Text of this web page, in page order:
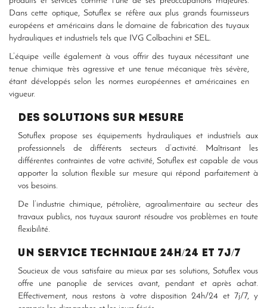
Dans cette optique, Sotuflex se réfère aux plus grands fournisseurs
européens et américains dans le domaine de fabrication des tuyaux
hydrauliques et industriels tels que IVG Colbachini et SEL.
L’équipe veille également à vous offrir des tuyaux nécessitant une
tenue chimique très agressive et une tenue mécanique très sévère,
étant développés selon les normes européennes et américaines en
vigueur.
Des solutions sur mesure
Sotuflex propose ses équipements hydrauliques et industriels aux
professionnels de différents secteurs d’activité. Maîtrisant les
différentes contraintes de votre activité, Sotuflex est capable de vous
apporter la solution flexible sur mesure qui répond parfaitement à
vos besoins.
De l’industrie chimique, pétrolière, agroalimentaire au secteur des
travaux publics, nos tuyaux sauront résoudre vos problèmes en toute
flexibilité.
Un service technique 24h/24 et 7j/7
Soucieux de vous satisfaire au mieux par ses solutions, Sotuflex vous
offre une panoplie de services avant, pendant et après achat.
Effectivement, nous restons à votre disposition 24h/24 et 7j/7, y